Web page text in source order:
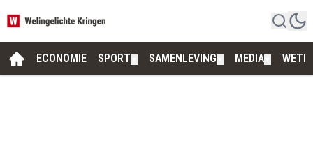
ECONOMIE SPORT SAMENLEVING MEDIA